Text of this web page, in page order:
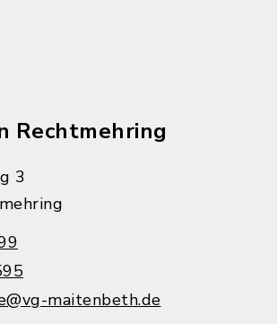
Rechtmehring
3
maitenbeth.de